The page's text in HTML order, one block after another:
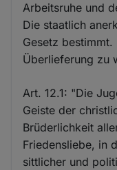
Arbeitsruhe und
Die staatlich
Gesetz
Überlieferung zu
Art. 12.1: "Die
Geiste der
Brüderlichkeit
Friedensliebe, in
sittlicher und